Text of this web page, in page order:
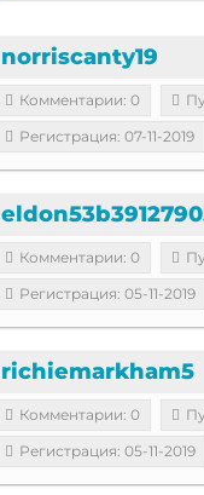
norriscanty19
Комментарии: 0
Регистрация: 07-11-2019
Комментарии: 0
Регистрация: 05-11-2019
richiemarkham5
Комментарии: 0
Регистрация: 05-11-2019